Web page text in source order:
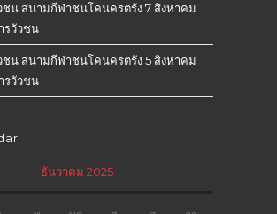
ชน สนามกีฬาชนโคนครตรัง 7 สิงหาคม
รวัวชน
ชน สนามกีฬาชนโคนครตรัง 5 สิงหาคม
รวัวชน
ธันวาคม 2025